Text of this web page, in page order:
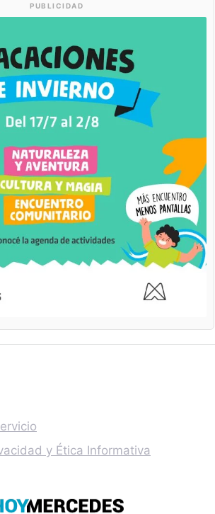
PUBLICIDAD
y Ética Informativa